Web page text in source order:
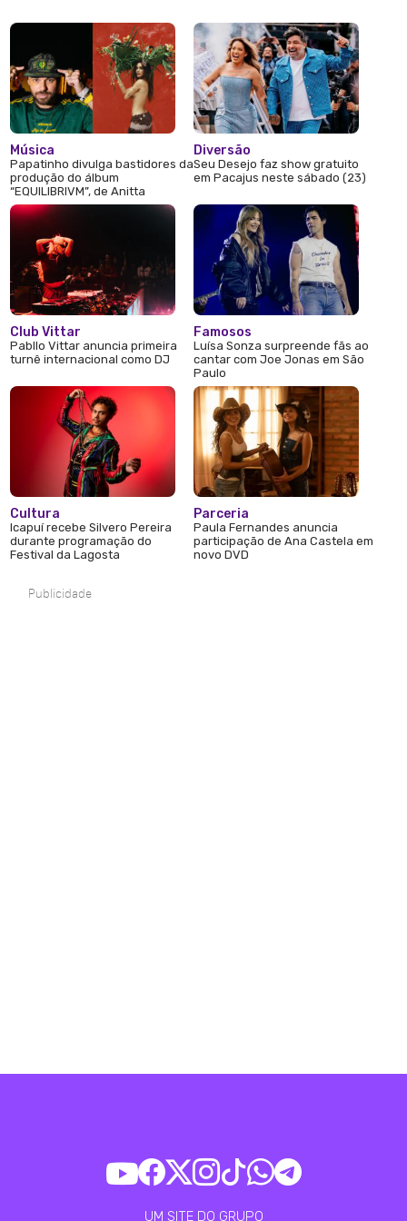
Música
Papatinho divulga bastidores da
produção do álbum
“EQUILIBRIVM”, de Anitta
Club Vittar
Pabllo Vittar anuncia primeira
turnê internacional como DJ
Cultura
Icapuí recebe Silvero Pereira
durante programação do
Festival da Lagosta
Diversão
Seu Desejo faz show gratuito
em Pacajus neste sábado (23)
Famosos
Luísa Sonza surpreende fãs ao
cantar com Joe Jonas em São
Paulo
Parceria
Paula Fernandes anuncia
participação de Ana Castela em
novo DVD
Publicidade
UM SITE DO GRUPO